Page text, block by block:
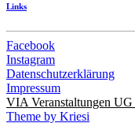
Links
Facebook
Instagram
Datenschutzerklärung
Impressum
VIA Veranstaltungen UG
Theme by Kriesi